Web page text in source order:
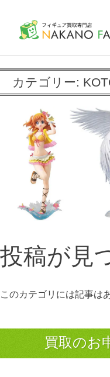
カテゴリー:
投稿が見
このカテゴリには記事は
買取のお